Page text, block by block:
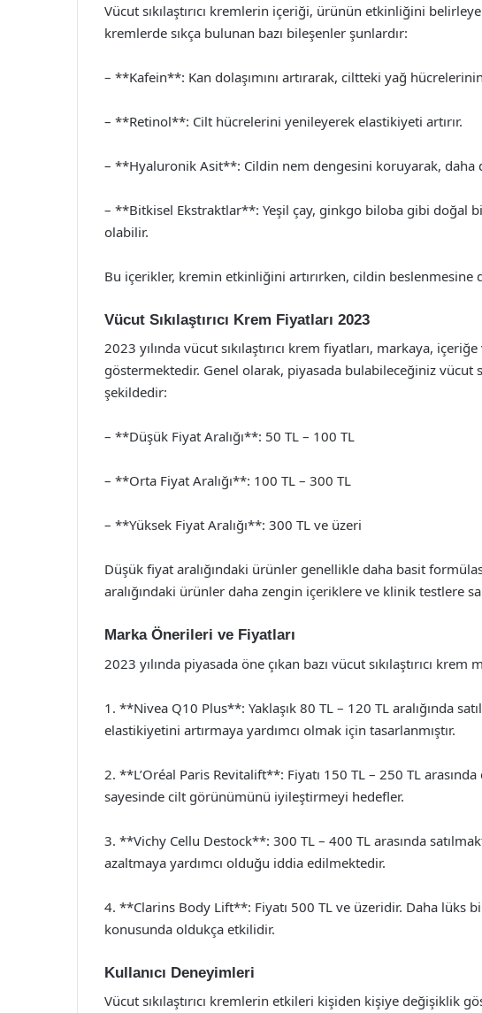
Vücut sıkılaştırıcı kremlerin içeriği, ürünün etkinliğini
kremlerde sıkça bulunan bazı bileşenler şunlardır:
– **Kafein**: Kan dolaşımını artırarak, ciltteki yağ
– **Retinol**: Cilt hücrelerini yenileyerek elastikiyeti artırır.
– **Hyaluronik Asit**: Cildin nem dengesini koruyarak, daha
– **Bitkisel Ekstraktlar**: Yeşil çay, ginkgo biloba gibi doğal
olabilir.
Bu içerikler, kremin etkinliğini artırırken, cildin beslenmesine
Vücut Sıkılaştırıcı Krem Fiyatları 2023
2023 yılında vücut sıkılaştırıcı krem fiyatları, markaya,
göstermektedir. Genel olarak, piyasada bulabileceğiniz vücut
şekildedir:
– **Düşük Fiyat Aralığı**: 50 TL – 100 TL
– **Orta Fiyat Aralığı**: 100 TL – 300 TL
– **Yüksek Fiyat Aralığı**: 300 TL ve üzeri
Düşük fiyat aralığındaki ürünler genellikle daha basit
aralığındaki ürünler daha zengin içeriklere ve klinik testlere
Marka Önerileri ve Fiyatları
2023 yılında piyasada öne çıkan bazı vücut sıkılaştırıcı
1. **Nivea Q10 Plus**: Yaklaşık 80 TL – 120 TL aralığında
elastikiyetini artırmaya yardımcı olmak için tasarlanmıştır.
2. **L’Oréal Paris Revitalift**: Fiyatı 150 TL – 250 TL
sayesinde cilt görünümünü iyileştirmeyi hedefler.
3. **Vichy Cellu Destock**: 300 TL – 400 TL arasında
azaltmaya yardımcı olduğu iddia edilmektedir.
4. **Clarins Body Lift**: Fiyatı 500 TL ve üzeridir. Daha lüks
konusunda oldukça etkilidir.
Kullanıcı Deneyimleri
Vücut sıkılaştırıcı kremlerin etkileri kişiden kişiye değişiklik